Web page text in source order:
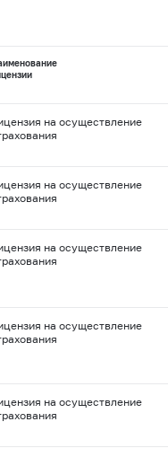
на осуществление
на осуществление
на осуществление
на осуществление
на осуществление